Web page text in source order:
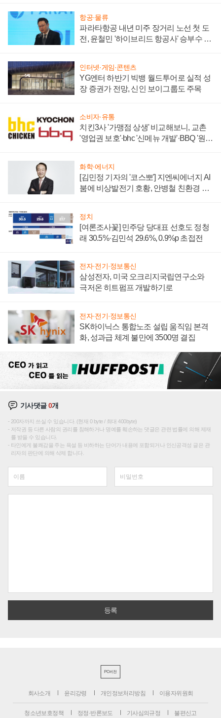
항공·물류
파라타항공 내년 미주 장거리 노선 첫 도
전, 윤철민 '하이브리드 항공사' 승부수 통
인터넷·게임·콘텐츠
YG엔터 하반기 빅뱅 월드투어로 실적 성
장 증권가 전망, 신인 보이그룹도 주목
소비자·유통
치킨3사 '가맹점 상생' 비교해보니, 교촌
'영업권 보호'·bhc '신메뉴 개발'·BBQ '원가
화학·에너지
[김민정 기자의 '코스뽀'] 지엔씨에너지 AI
붐에 비상발전기 호황, 안병철 친환경 에
정치
[여론조사꽃] 민주당 당대표 선호도 정청
래 30.5%·김민석 29.6%, 0.9%p 초접전
전자·전기·정보통신
삼성전자, 미국 오크리지국립연구소와
극저온 히트펌프 개발하기로
전자·전기·정보통신
SK하이닉스 통합노조 설립 움직임 본격
화, 성과급 체계 불만에 3500명 결집
기사댓글0개
200자까지 쓰실 수 있습니다. (현재 0 byte / 최대 400byte)
저작권 등 다른 사람의 권리를 침해하거나 명예를 훼손하는 댓글은 관련 법률에 의해 제재
를 받을 수 있습니다.
타인에게 불쾌감을 주는 욕설 등 비하하는 단어가 내용에 포함되거나 인신공격성 글은 관
리자의 판단에 의해 삭제 합니다.
PC버전
회사소개 윤리강령 개인정보처리방침 이용자위원회
청소년보호정책 정정·반론보도 기사심의규정 불편신고